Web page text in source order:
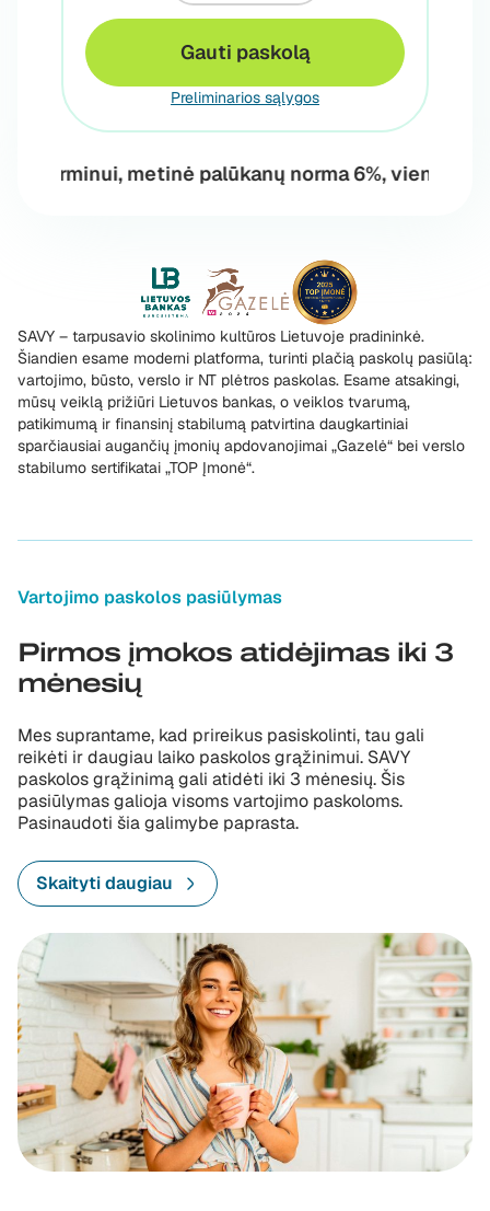
Gauti paskolą
Preliminarios sąlygos
palūkanų norma 6%, vienkartinis
SAVY – tarpusavio skolinimo kultūros Lietuvoje pradininkė.
Šiandien esame moderni platforma, turinti plačią paskolų pasiūlą:
vartojimo, būsto, verslo ir NT plėtros paskolas. Esame atsakingi,
mūsų veiklą prižiūri Lietuvos bankas, o veiklos tvarumą,
patikimumą ir finansinį stabilumą patvirtina daugkartiniai
sparčiausiai augančių įmonių apdovanojimai „Gazelė“ bei verslo
stabilumo sertifikatai „TOP Įmonė“.
Vartojimo paskolos pasiūlymas
Pirmos įmokos atidėjimas iki 3
mėnesių
Mes suprantame, kad prireikus pasiskolinti, tau gali
reikėti ir daugiau laiko paskolos grąžinimui. SAVY
paskolos grąžinimą gali atidėti iki 3 mėnesių. Šis
pasiūlymas galioja visoms vartojimo paskoloms.
Pasinaudoti šia galimybe paprasta.
Skaityti daugiau